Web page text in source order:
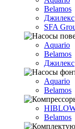
Belamos
Джилекс
SFA
Aquario
Belamos
Джилекс
Aquario
Belamos
Belamos